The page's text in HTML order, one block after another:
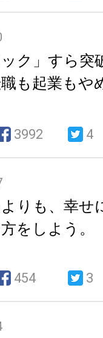
ック」すら
も起業もや
3992 4
りも、幸せ
をしよう。
454 3